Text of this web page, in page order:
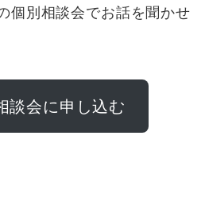
個別相談会でお話を聞かせ
談会に申し込む